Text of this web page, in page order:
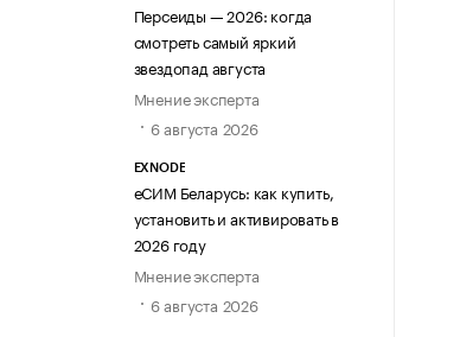
Персеиды — 2026: когда
смотреть самый яркий
звездопад августа
Мнение эксперта
6 августа 2026
EXNODE
еСИМ Беларусь: как купить,
установить и активировать в
2026 году
Мнение эксперта
6 августа 2026